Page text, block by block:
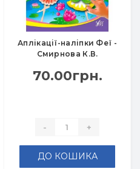
Аплікації-наліпки Феї -
Смирнова К.В.
70.00грн.
- +
ДО КОШИКА